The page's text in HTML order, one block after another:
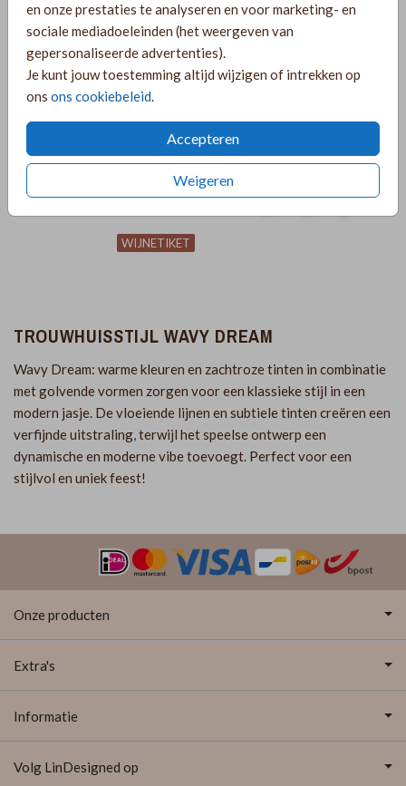
en onze prestaties te analyseren en voor marketing- en
sociale mediadoeleinden (het weergeven van
gepersonaliseerde advertenties).
Je kunt jouw toestemming altijd wijzigen of intrekken op
ons ons cookiebeleid.
Accepteren
Weigeren
VORM + FOLIE LITURGIE
WIJNETIKET
TROUWHUISSTIJL WAVY DREAM
Wavy Dream: warme kleuren en zachtroze tinten in combinatie
met golvende vormen zorgen voor een klassieke stijl in een
modern jasje. De vloeiende lijnen en subtiele tinten creëren een
verfijnde uitstraling, terwijl het speelse ontwerp een
dynamische en moderne vibe toevoegt. Perfect voor een
stijlvol en uniek feest!
Onze producten
Extra's
Informatie
Volg LinDesigned op